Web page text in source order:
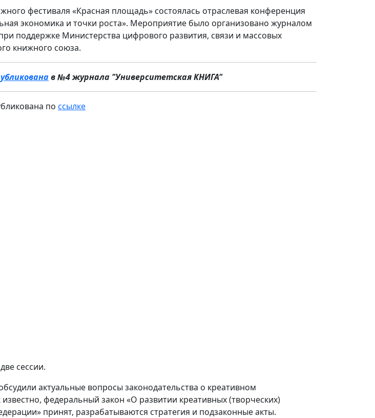
фестиваля «Красная площадь» состоялась отраслевая конференция
экономика и точки роста». Мероприятие было организовано журналом
поддержке Министерства цифрового развития, связи и массовых
книжного союза.
в №4 журнала "Университетская КНИГА"
по ссылке
сессии.
актуальные вопросы законодательства о креативном
федеральный закон «О развитии креативных (творческих)
принят, разрабатываются стратегия и подзаконные акты.